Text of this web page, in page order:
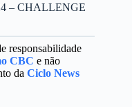
– CHALLENGE
responsabilidade
CBC e não
da Ciclo News